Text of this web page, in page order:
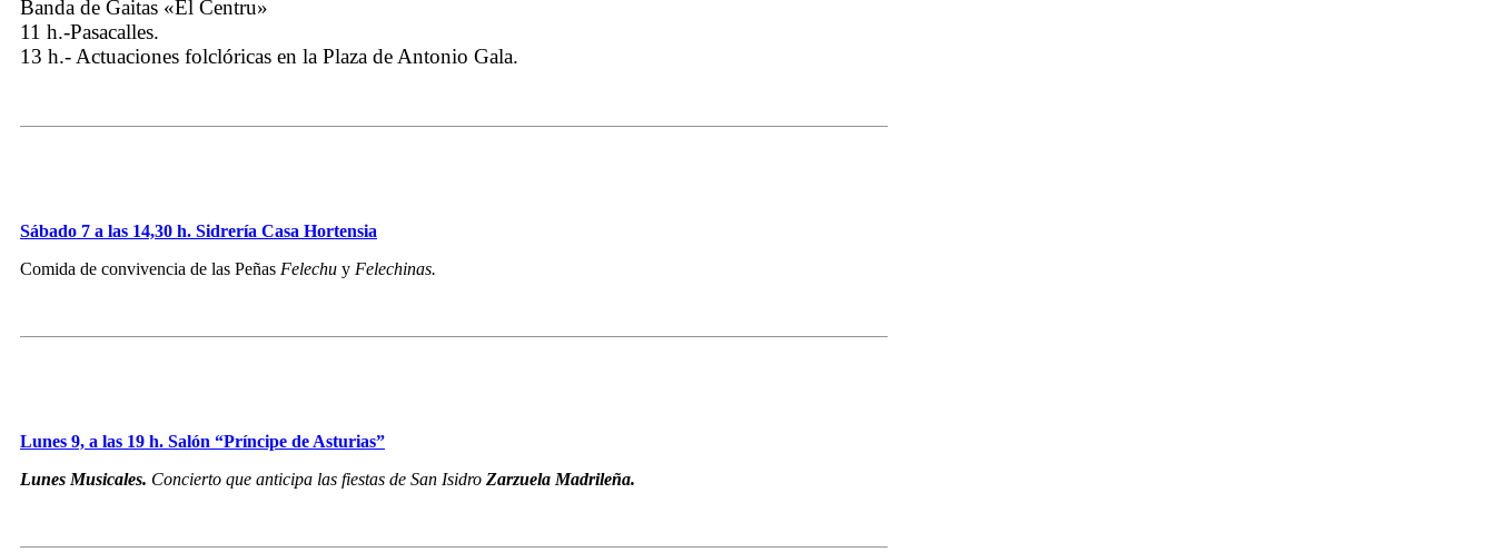
Banda de Gaitas «El Centru»
11 h.-Pasacalles.
13 h.- Actuaciones folclóricas en la Plaza de Antonio Gala.
Sábado 7 a las 14,30 h. Sidrería Casa Hortensia
Comida de convivencia de las Peñas Felechu y Felechinas.
Lunes 9, a las 19 h. Salón “Príncipe de Asturias”
Lunes Musicales. Concierto que anticipa las fiestas de San Isidro Zarzuela Madrileña.